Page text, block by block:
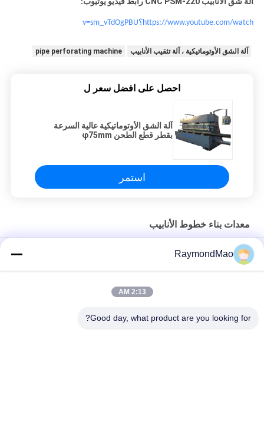
رابط فيديو يوتيوب:
https://www.youtube.com/watch؟v=sm_vTdOgPBU
آلة الشق الأوتوماتيكية ، آلة تثقيب الأنابيب pipe perforating machine
احصل على افضل سعر ل
آلة الشق الأوتوماتيكية عالية السرعة
بقطر قطع الطحن φ75mm
استمر
معدات بناء خطوط الأنابيب
مصدر الطاقة
RaymondMao
2:13 AM
Good day, what product are you looking for?